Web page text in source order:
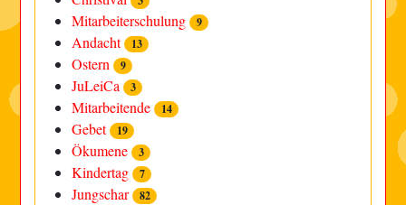
Mitarbeiterschulung 9
Andacht 13
Ostern 9
JuLeiCa 3
Mitarbeitende 14
Gebet 19
Ökumene 3
Kindertag 7
Jungschar 82